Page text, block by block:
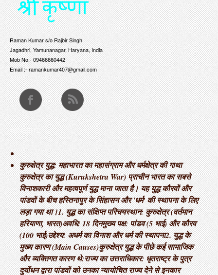
Raman Kumar s/o Rajbir Singh
Jagadhri, Yamunanagar, Haryana, India
Mob No:- 09466660442
Email :- ramankumar407@gmail.com
THOUGHTS
कुरुक्षेत्र युद्ध: महाभारत का महासंग्राम और धर्मक्षेत्र की गाथा ​
कुरुक्षेत्र का युद्ध (Kurukshetra War) प्राचीन भारत का सबसे
विनाशकारी और महत्वपूर्ण युद्ध माना जाता है। यह युद्ध कौरवों और
पांडवों के बीच हस्तिनापुर के सिंहासन और 'धर्म' की स्थापना के लिए
लड़ा गया था। ​1. युद्ध का संक्षिप्त परिचय ​स्थान: कुरुक्षेत्र (वर्तमान
हरियाणा, भारत) ​अवधि: 18 दिन ​मुख्य पक्ष: पांडव (5 भाई) और कौरव
(100 भाई) ​उद्देश्य: अधर्म का विनाश और धर्म की स्थापना ​2. युद्ध के
मुख्य कारण (Main Causes) ​कुरुक्षेत्र युद्ध के पीछे कई सामाजिक
और व्यक्तिगत कारण थे: ​राज्य का उत्तराधिकार: धृतराष्ट्र के पुत्र
दुर्योधन द्वारा पांडवों को उनका न्यायोचित राज्य देने से इनकार